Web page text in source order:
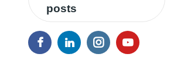
posts